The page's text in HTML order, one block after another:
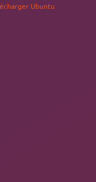
le répertoire
Ubuntu